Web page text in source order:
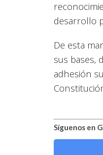
desarrollo
De esta
sus bases,
adhesión
Síguenos en